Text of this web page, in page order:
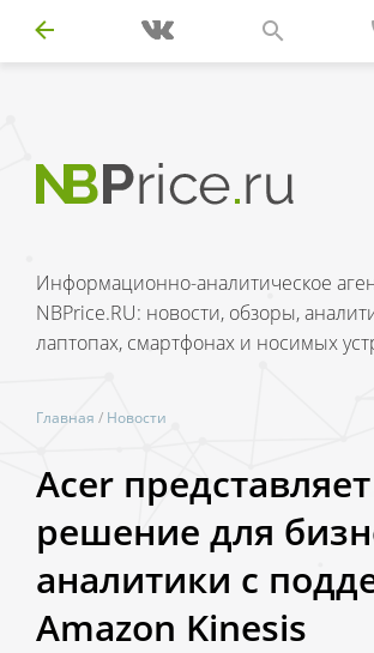
Информационно-аналитическое
NBPrice.RU: новости, обзоры,
лаптопах, смартфонах и носимых
Главная / Новости
Acer
решение для
аналитики с
Amazon Kinesis